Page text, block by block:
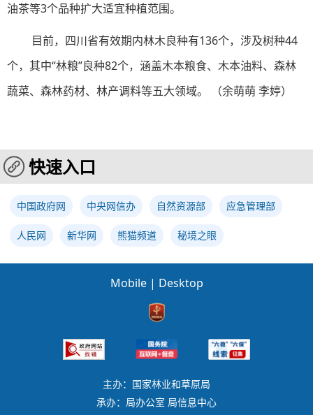
油茶等3个品种扩大适宜种植范围。
目前，四川省有效期内林木良种有136个，涉及树种44
个，其中“林粮”良种82个，涵盖木本粮食、木本油料、森林
蔬菜、森林药材、林产调料等五大领域。 （余萌萌 李婷）
快速入口
中国政府网 中央网信办 自然资源部 应急管理部
人民网 新华网 熊猫频道 秘境之眼
Mobile | Desktop
主办：国家林业和草原局
承办：局办公室 局信息中心